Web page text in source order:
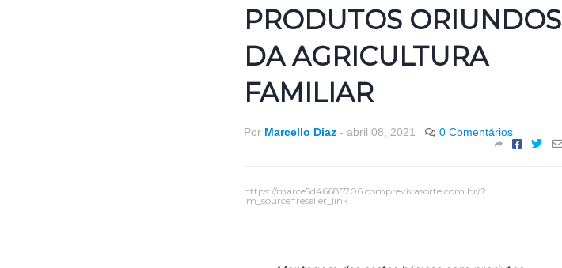
PRODUTOS ORIUNDOS
DA AGRICULTURA
FAMILIAR
Por Marcello Diaz - abril 08, 2021 0 Comentários
https://marce5d46685706.comprevivasorte.com.br/?
lm_source=reseller_link